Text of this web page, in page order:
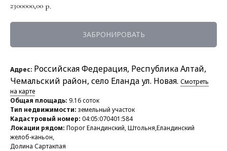
2300000,00 р.
ЗАБРОНИРОВАТЬ
Адрес: Российская Федерация, Республика Алтай,
Чемальский район, село Еланда ул. Новая. Смотреть
на карте
Общая площадь: 9.16 соток
Тип недвижимости: земельный участок
Кадастровый номер: 04:05:070401:584
Локации рядом: Порог Еландинский, Штольня,Еландинский
желоб-каньон,
Долина Сартакпая